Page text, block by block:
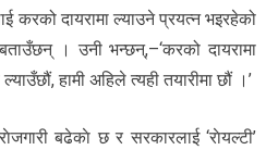
दायरामा ल्याउने प्रयत्न भइरहेको
। उनी भन्छन्,–‘करको दायरामा
हामी अहिले त्यही तयारीमा छौं ।’
बढेकाे छ र सरकारलाई ‘राेयल्टी’